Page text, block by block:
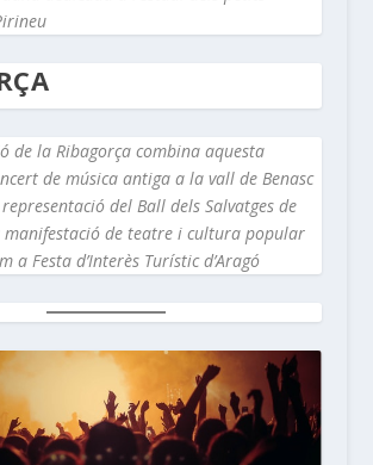
de la Ribagorça combina aquesta
de música antiga a la vall de Benasc
del Ball dels Salvatges de
manifestació de teatre i cultura popular
a Festa d’Interès Turístic d’Aragó